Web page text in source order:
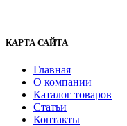
КАРТА САЙТА
Главная
О компании
Каталог товаров
Статьи
Контакты